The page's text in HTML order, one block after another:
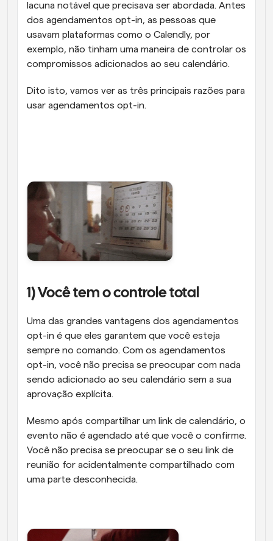
lacuna notável que precisava ser abordada. Antes
dos agendamentos opt-in, as pessoas que
usavam plataformas como o Calendly, por
exemplo, não tinham uma maneira de controlar os
compromissos adicionados ao seu calendário.
Dito isto, vamos ver as três principais razões para
usar agendamentos opt-in.
1) Você tem o controle total
Uma das grandes vantagens dos agendamentos
opt-in é que eles garantem que você esteja
sempre no comando. Com os agendamentos
opt-in, você não precisa se preocupar com nada
sendo adicionado ao seu calendário sem a sua
aprovação explícita.
Mesmo após compartilhar um link de calendário, o
evento não é agendado até que você o confirme.
Você não precisa se preocupar se o seu link de
reunião for acidentalmente compartilhado com
uma parte desconhecida.